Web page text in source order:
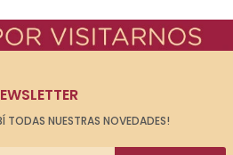
TODAS NUESTRAS NOVEDADES!